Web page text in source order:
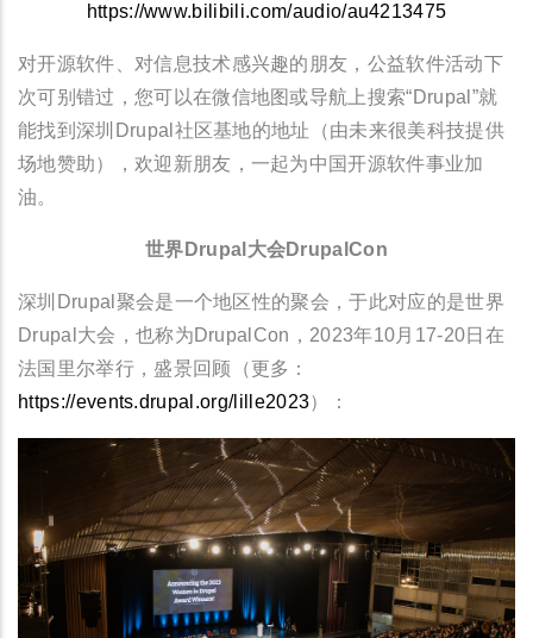
https://www.bilibili.com/audio/au4213475
对开源软件、对信息技术感兴趣的朋友，公益软件活动下
次可别错过，您可以在微信地图或导航上搜索“Drupal”就
能找到深圳Drupal社区基地的地址（由未来很美科技提供
场地赞助），欢迎新朋友，一起为中国开源软件事业加
油。
世界Drupal大会DrupalCon
深圳Drupal聚会是一个地区性的聚会，于此对应的是世界
Drupal大会，也称为DrupalCon，2023年10月17-20日在
法国里尔举行，盛景回顾（更多：
https://events.drupal.org/lille2023）：